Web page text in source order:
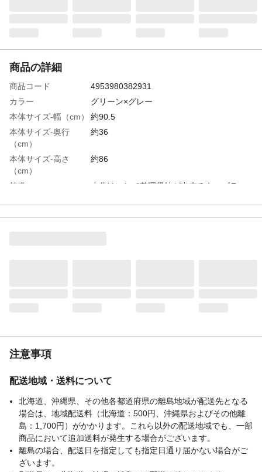
商品の詳細
商品コード
4953980382931
カラー
グリーン×グレー
本体サイズ-幅（cm）
約90.5
本体サイズ-奥行
（cm）
約36
本体サイズ-高さ
（cm）
約86
特徴
小分けにして整理収納が出来るキッズラッ
注意事項
配送地域・送料について
北海道、沖縄県、その他各都道府県の離島地域が配送先となる
場合は、地域配送料（北海道：500円、沖縄県およびその他離
島：1,700円）がかかります。これら以外の配送地域でも、一部
商品において追加送料が発生する場合がございます。
離島の場合、配送日を指定しても指定日通り届かない場合がご
ざいます。